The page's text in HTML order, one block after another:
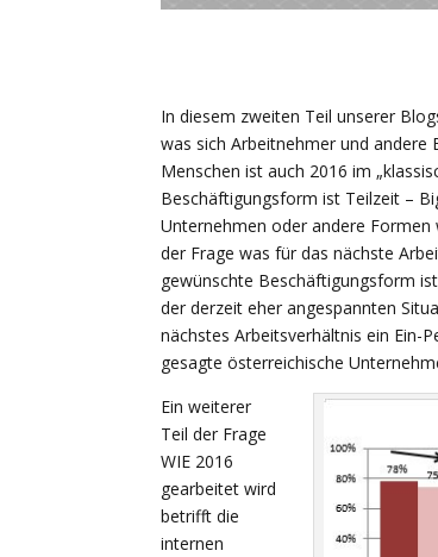
In diesem zweiten Teil unserer
was sich Arbeitnehmer und
Menschen ist auch 2016 im
Beschäftigungsform ist Teilzeit –
Unternehmen oder andere
der Frage was für das nächste
gewünschte Beschäftigungsform
der derzeit eher angespannten
nächstes Arbeitsverhältnis ein Ein-
gesagte österreichische
Ein weiterer
Teil der Frage
WIE 2016
gearbeitet wird
betrifft die
internen